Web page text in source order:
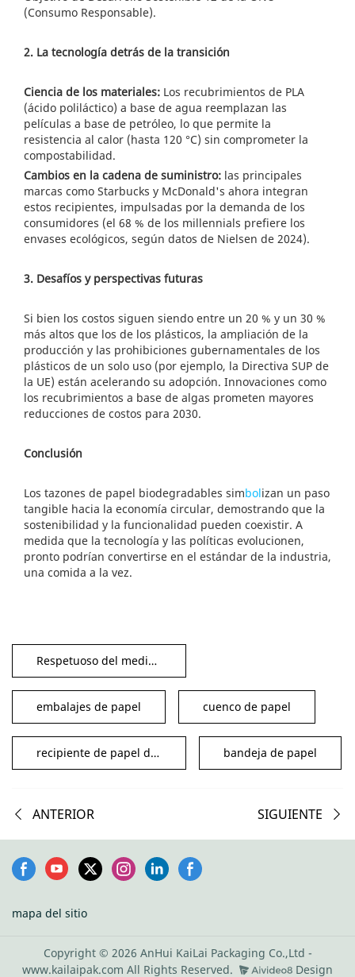
(Consumo Responsable).
2. La tecnología detrás de la transición
Ciencia de los materiales: Los recubrimientos de PLA
(ácido poliláctico) a base de agua reemplazan las
películas a base de petróleo, lo que permite la
resistencia al calor (hasta 120 °C) sin comprometer la
compostabilidad.
Cambios en la cadena de suministro: las principales
marcas como Starbucks y McDonald's ahora integran
estos recipientes, impulsadas por la demanda de los
consumidores (el 68 % de los millennials prefiere los
envases ecológicos, según datos de Nielsen de 2024).
3. Desafíos y perspectivas futuras
Si bien los costos siguen siendo entre un 20 % y un 30 %
más altos que los de los plásticos, la ampliación de la
producción y las prohibiciones gubernamentales de los
plásticos de un solo uso (por ejemplo, la Directiva SUP de
la UE) están acelerando su adopción. Innovaciones como
los recubrimientos a base de algas prometen mayores
reducciones de costos para 2030.
Conclusión
Los tazones de papel biodegradables simbolizan un paso
tangible hacia la economía circular, demostrando que la
sostenibilidad y la funcionalidad pueden coexistir. A
medida que la tecnología y las políticas evolucionen,
pronto podrían convertirse en el estándar de la industria,
una comida a la vez.
Respetuoso del medio ambiente
embalajes de papel cuenco de papel
recipiente de papel desechable bandeja de papel
ANTERIOR SIGUIENTE
mapa del sitio
Copyright © 2026 AnHui KaiLai Packaging Co.,Ltd -
www.kailaipak.com All Rights Reserved.
Design